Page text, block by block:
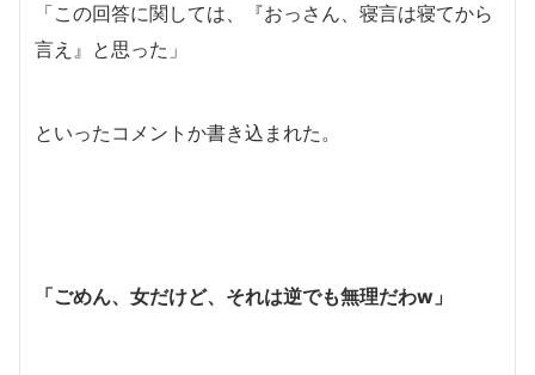
「この回答に関しては、『おっさん、寝言は寝てから
言え』と思った」
といったコメントか書き込まれた。
「ごめん、女だけど、それは逆でも無理だわw」